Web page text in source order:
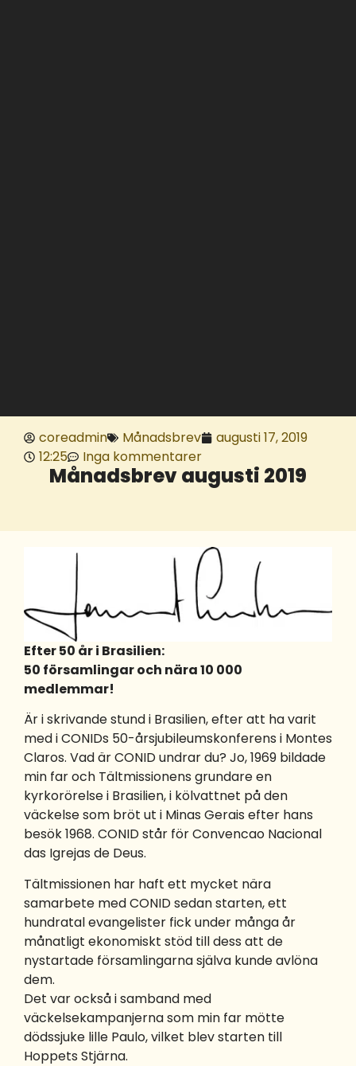
coreadmin Månadsbrev
augusti 17, 2019
12:25
Inga kommentarer
Månadsbrev augusti 2019
Efter 50 år i Brasilien:
50 församlingar och nära 10 000
medlemmar!
Är i skrivande stund i Brasilien, efter att ha varit
med i CONIDs 50-årsjubileumskonferens i Montes
Claros. Vad är CONID undrar du? Jo, 1969 bildade
min far och Tältmissionens grundare en
kyrkorörelse i Brasilien, i kölvattnet på den
väckelse som bröt ut i Minas Gerais efter hans
besök 1968. CONID står för Convencao Nacional
das Igrejas de Deus.
Tältmissionen har haft ett mycket nära
samarbete med CONID sedan starten, ett
hundratal evangelister fick under många år
månatligt ekonomiskt stöd till dess att de
nystartade församlingarna själva kunde avlöna
dem.
Det var också i samband med
väckelsekampanjerna som min far mötte
dödssjuke lille Paulo, vilket blev starten till
Hoppets Stjärna.